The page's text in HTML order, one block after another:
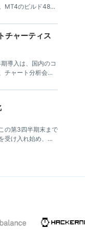
MT4のビルド482
チャーティス
導入は、国内のコ
チャート分析会社
シャルが、その製
。
の第3四半期末まで
受け入れ始め、現